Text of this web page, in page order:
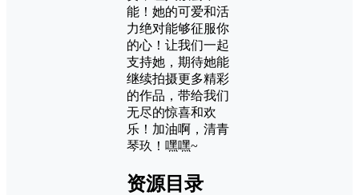
能！她的可爱和活
力绝对能够征服你
的心！让我们一起
支持她，期待她能
继续拍摄更多精彩
的作品，带给我们
无尽的惊喜和欢
乐！加油啊，清青
琴玖！嘿嘿~
资源目录